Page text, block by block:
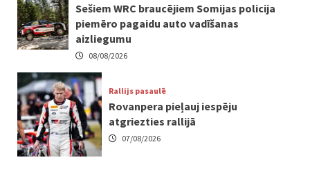
Sešiem WRC braucējiem Somijas policija
piemēro pagaidu auto vadīšanas
aizliegumu
08/08/2026
Rallijs pasaulē
Rovanpera pieļauj iespēju
atgriezties rallijā
07/08/2026